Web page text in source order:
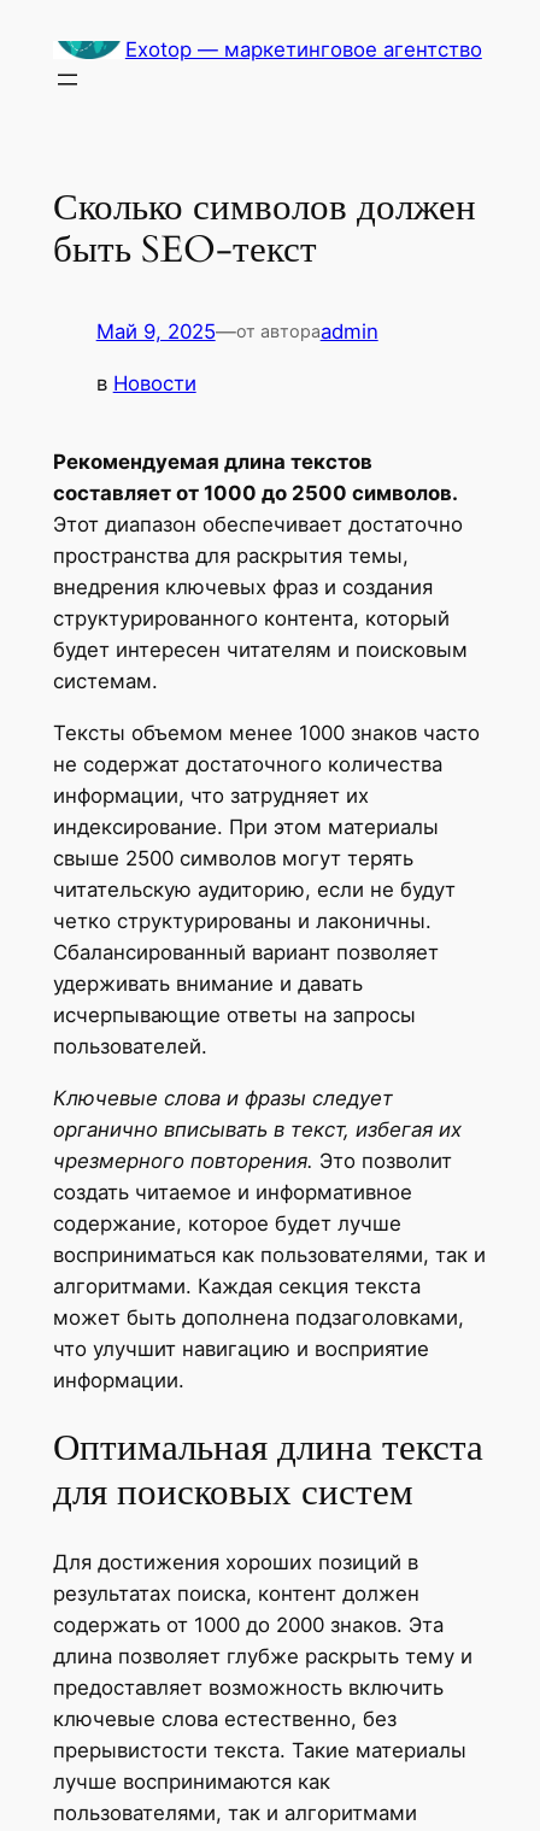
содержимому
Exotop — маркетинговое агентство
Сколько символов должен
быть SEO-текст
Май 9, 2025—от автораadmin
в Новости
Рекомендуемая длина текстов
составляет от 1000 до 2500 символов.
Этот диапазон обеспечивает достаточно
пространства для раскрытия темы,
внедрения ключевых фраз и создания
структурированного контента, который
будет интересен читателям и поисковым
системам.
Тексты объемом менее 1000 знаков часто
не содержат достаточного количества
информации, что затрудняет их
индексирование. При этом материалы
свыше 2500 символов могут терять
читательскую аудиторию, если не будут
четко структурированы и лаконичны.
Сбалансированный вариант позволяет
удерживать внимание и давать
исчерпывающие ответы на запросы
пользователей.
Ключевые слова и фразы следует
органично вписывать в текст, избегая их
чрезмерного повторения. Это позволит
создать читаемое и информативное
содержание, которое будет лучше
восприниматься как пользователями, так и
алгоритмами. Каждая секция текста
может быть дополнена подзаголовками,
что улучшит навигацию и восприятие
информации.
Оптимальная длина текста
для поисковых систем
Для достижения хороших позиций в
результатах поиска, контент должен
содержать от 1000 до 2000 знаков. Эта
длина позволяет глубже раскрыть тему и
предоставляет возможность включить
ключевые слова естественно, без
прерывистости текста. Такие материалы
лучше воспринимаются как
пользователями, так и алгоритмами